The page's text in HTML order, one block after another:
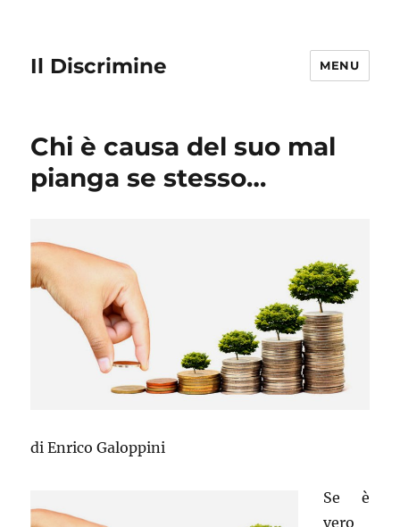
Il Discrimine MENU
Chi è causa del suo mal
pianga se stesso…
di Enrico Galoppini
Se è
vero